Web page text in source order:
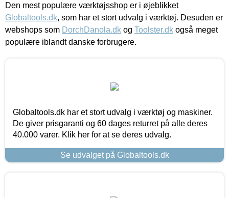
Den mest populære værktøjsshop er i øjeblikket
Globaltools.dk, som har et stort udvalg i værktøj. Desuden er
webshops som DorchDanola.dk og Toolster.dk også meget
populære iblandt danske forbrugere.
Globaltools.dk har et stort udvalg i værktøj og maskiner.
De giver prisgaranti og 60 dages returret på alle deres
40.000 varer. Klik her for at se deres udvalg.
Se udvalget på Globaltools.dk